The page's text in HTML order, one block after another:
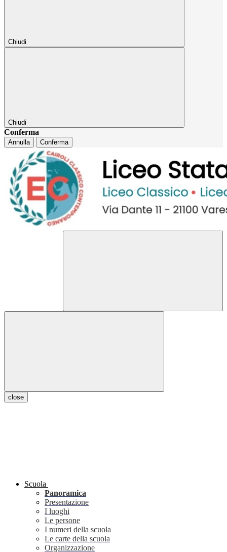
Chiudi
Chiudi
Conferma
Annulla Conferma
close
Scuola
Panoramica
Presentazione
I luoghi
Le persone
I numeri della scuola
Le carte della scuola
Organizzazione